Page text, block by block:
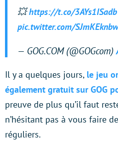
💥https://t.co/3AYs1ISadb
pic.twitter.com/
— GOG.COM (@GOGcom)
Il y a quelques jours, le jeu
également gratuit sur GOG
preuve de plus qu’il faut
n’hésitant pas à vous faire
réguliers.